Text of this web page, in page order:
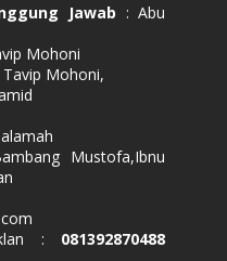
Jawab : Abu
Mohoni
Tavip Mohoni,
Mustofa,Ibnu
: 081392870488